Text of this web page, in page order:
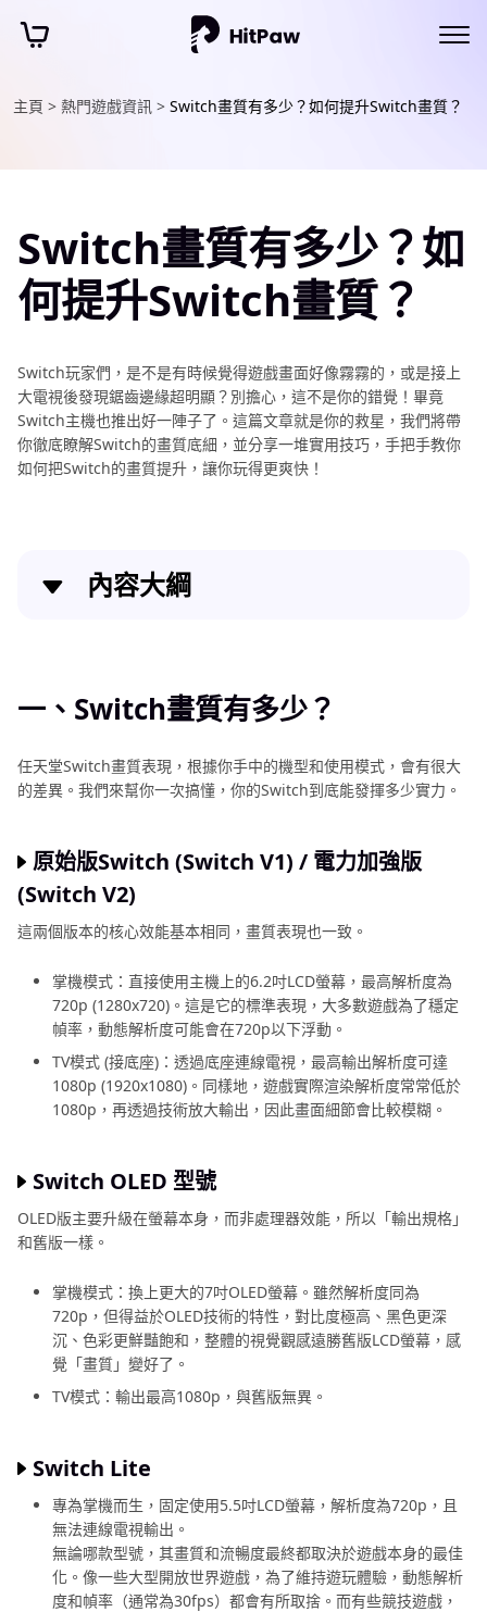
主頁 > 熱門遊戲資訊 > Switch畫質有多少？如何提升Switch畫質？
Switch畫質有多少？如
何提升Switch畫質？
Switch玩家們，是不是有時候覺得遊戲畫面好像霧霧的，或是接上
大電視後發現鋸齒邊緣超明顯？別擔心，這不是你的錯覺！畢竟
Switch主機也推出好一陣子了。這篇文章就是你的救星，我們將帶
你徹底瞭解Switch的畫質底細，並分享一堆實用技巧，手把手教你
如何把Switch的畫質提升，讓你玩得更爽快！
內容大綱
二、如何提升Switch畫質？
四、結語
一、Switch畫質有多少？
任天堂Switch畫質表現，根據你手中的機型和使用模式，會有很大
的差異。我們來幫你一次搞懂，你的Switch到底能發揮多少實力。
原始版Switch (Switch V1) / 電力加強版
(Switch V2)
這兩個版本的核心效能基本相同，畫質表現也一致。
掌機模式：直接使用主機上的6.2吋LCD螢幕，最高解析度為
720p (1280x720)。這是它的標準表現，大多數遊戲為了穩定
幀率，動態解析度可能會在720p以下浮動。
TV模式 (接底座)：透過底座連線電視，最高輸出解析度可達
1080p (1920x1080)。同樣地，遊戲實際渲染解析度常常低於
1080p，再透過技術放大輸出，因此畫面細節會比較模糊。
Switch OLED 型號
OLED版主要升級在螢幕本身，而非處理器效能，所以「輸出規格」
和舊版一樣。
掌機模式：換上更大的7吋OLED螢幕。雖然解析度同為
720p，但得益於OLED技術的特性，對比度極高、黑色更深
沉、色彩更鮮豔飽和，整體的視覺觀感遠勝舊版LCD螢幕，感
覺「畫質」變好了。
TV模式：輸出最高1080p，與舊版無異。
Switch Lite
專為掌機而生，固定使用5.5吋LCD螢幕，解析度為720p，且
無法連線電視輸出。
無論哪款型號，其畫質和流暢度最終都取決於遊戲本身的最佳
化。像一些大型開放世界遊戲，為了維持遊玩體驗，動態解析
度和幀率（通常為30fps）都會有所取捨。而有些競技遊戲，